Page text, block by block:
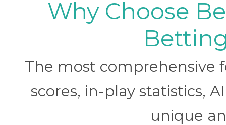
Why Choose
The most
scores, in-play statistics,
unique